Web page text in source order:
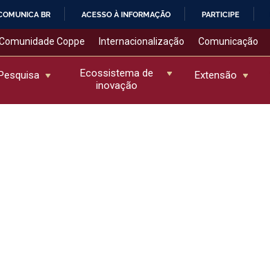
BR ACESSO À INFORMAÇÃO PARTICIPE
Coppe Internacionalização Comunicação
Ecossistema de
inovação
Extensão